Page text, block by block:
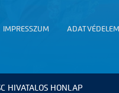
IMPRESSZUM ADATVÉDELEM
HIVATALOS HONLAP